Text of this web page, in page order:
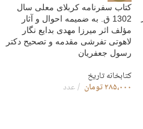
کتاب سفرنامه کربلای معلی سال
1302 ق. به ضمیمه احوال و آثار
مؤلف اثر میرزا مهدی بدایع نگار
لاهوتی تفرشی مقدمه و تصحیح دکتر
رسول جعفریان
کتابخانه تاریخ
۲۸۵،۰۰۰تومان عدد